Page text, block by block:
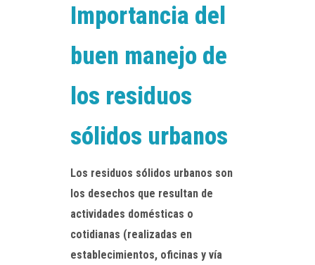
Importancia del
buen manejo de
los residuos
sólidos urbanos
Los residuos sólidos urbanos son
los desechos que resultan de
actividades domésticas o
cotidianas (realizadas en
establecimientos, oficinas y vía